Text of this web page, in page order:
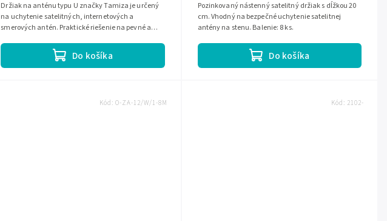
Do košíka
Držiak na anténu typu U značky Tamiza je určený
na uchytenie satelitných, internetových a
smerových antén. Praktické riešenie na pevné a
Do košíka
Pozinkovaný nástenný satelitný držiak s dĺžkou 20
cm. Vhodný na bezpečné uchytenie satelitnej
antény na stenu. Balenie: 8 ks.
Kód: O-ZA-12/W/1-8M Kód: 2102-